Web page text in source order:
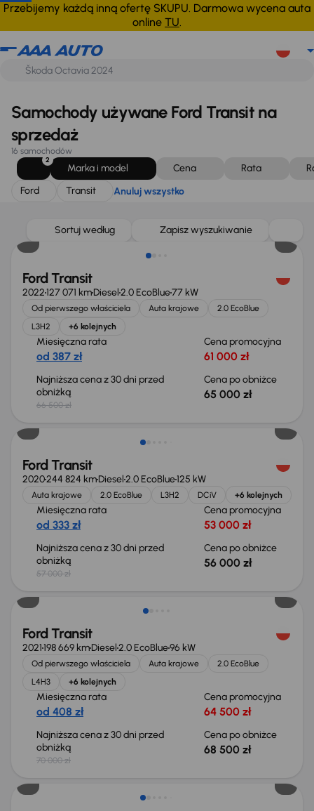
Przebijemy każdą inną ofertę SKUPU. Darmowa wycena auta
online TU.
Ford Transit Anuluj wszystko
Samochody używane Ford Transit na
sprzedaż
16 samochodów
2
Marka i model Cena Rata
Ford
Transit Anuluj wszystko
Sortuj według Zapisz wyszukiwanie
Taniej o 1 500 zł
Ford Transit
2022127 071 kmDiesel2.0 EcoBlue77 kW
Od pierwszego właściciela Auta krajowe
2.0 EcoBlue
L3H2
+6 kolejnych
Miesięczna rata
od 387 zł
Cena promocyjna
61 000 zł
Najniższa cena z 30 dni przed
obniżką
66 500 zł
Cena po obniżce
65 000 zł
Taniej o 1 000 zł
Ford Transit
2020244 824 kmDiesel2.0 EcoBlue125 kW
Auta krajowe 2.0 EcoBlue L3H2 DCiV +6 kolejnych
Miesięczna rata
od 333 zł
Cena promocyjna
53 000 zł
Najniższa cena z 30 dni przed
obniżką
57 000 zł
Cena po obniżce
56 000 zł
Taniej o 1 500 zł
Ford Transit
2021198 669 kmDiesel2.0 EcoBlue96 kW
Od pierwszego właściciela Auta krajowe
2.0 EcoBlue
L4H3
+6 kolejnych
Miesięczna rata
od 408 zł
Cena promocyjna
64 500 zł
Najniższa cena z 30 dni przed
obniżką
70 000 zł
Cena po obniżce
68 500 zł
Taniej o 1 000 zł